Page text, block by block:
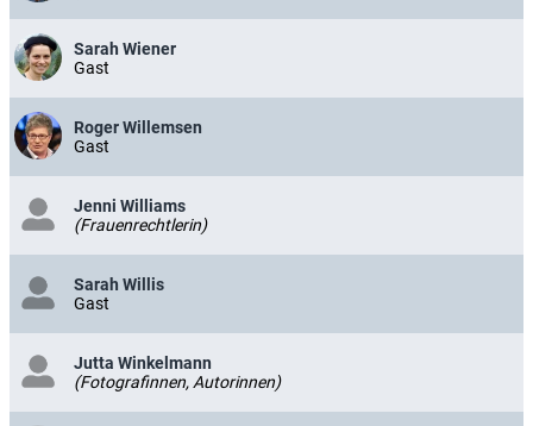
Sarah Wiener
Gast
Roger Willemsen
Gast
Jenni Williams
(Frauenrechtlerin)
Sarah Willis
Gast
Jutta Winkelmann
(Fotografinnen, Autorinnen)